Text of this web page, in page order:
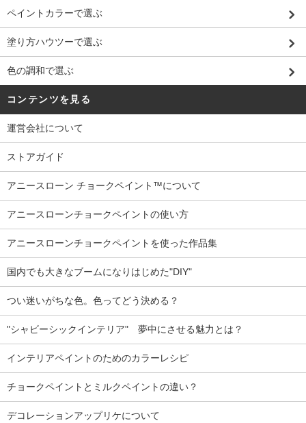
ペイントカラーで選ぶ
塗り方ハウツーで選ぶ
色の調和で選ぶ
コンテンツを見る
運営会社について
ストアガイド
アニースローン チョークペイント™について
アニースローンチョークペイントの使い方
アニースローンチョークペイントを使った作品集
国内でも大きなブームになりはじめた"DIY"
つい迷いがちな色。色ってどう決める？
"シャビーシックインテリア" 夢中にさせる魅力とは？
インテリアペイントのためのカラーレシピ
チョークペイントとミルクペイントの違い？
デコレーションアップリケについて